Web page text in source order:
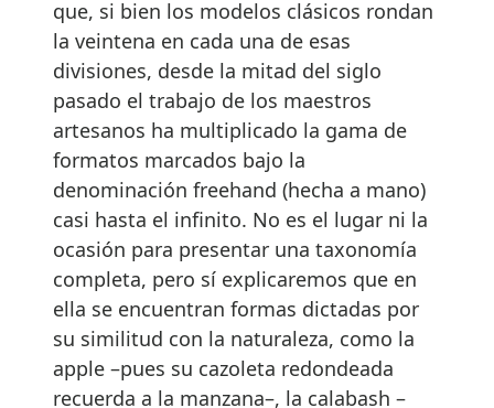
que, si bien los modelos clásicos rondan
la veintena en cada una de esas
divisiones, desde la mitad del siglo
pasado el trabajo de los maestros
artesanos ha multiplicado la gama de
formatos marcados bajo la
denominación freehand (hecha a mano)
casi hasta el infinito. No es el lugar ni la
ocasión para presentar una taxonomía
completa, pero sí explicaremos que en
ella se encuentran formas dictadas por
su similitud con la naturaleza, como la
apple –pues su cazoleta redondeada
recuerda a la manzana–, la calabash –